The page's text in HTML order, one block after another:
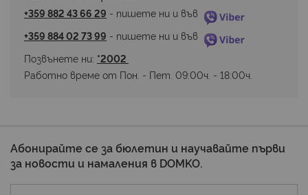
+359 882 43 66 29 - пишете ни и във
+359 884 02 73 99 - пишете ни и във
Позвънете ни: *2002
Работно време от Пон. - Пет. 09:00ч. - 18:00ч.
Абонирайте се за бюлетин и научавайте първи
за новости и намаления в DOMKO.